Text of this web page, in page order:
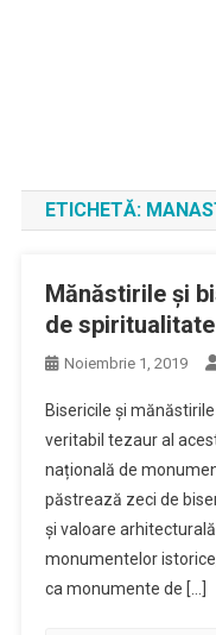
ETICHETĂ:
Mănăstirile și
de
Noiembrie 1, 2019
Bisericile și
veritabil tezaur al
națională de
păstrează zeci de
și valoare
monumentelor
ca monumente de […]